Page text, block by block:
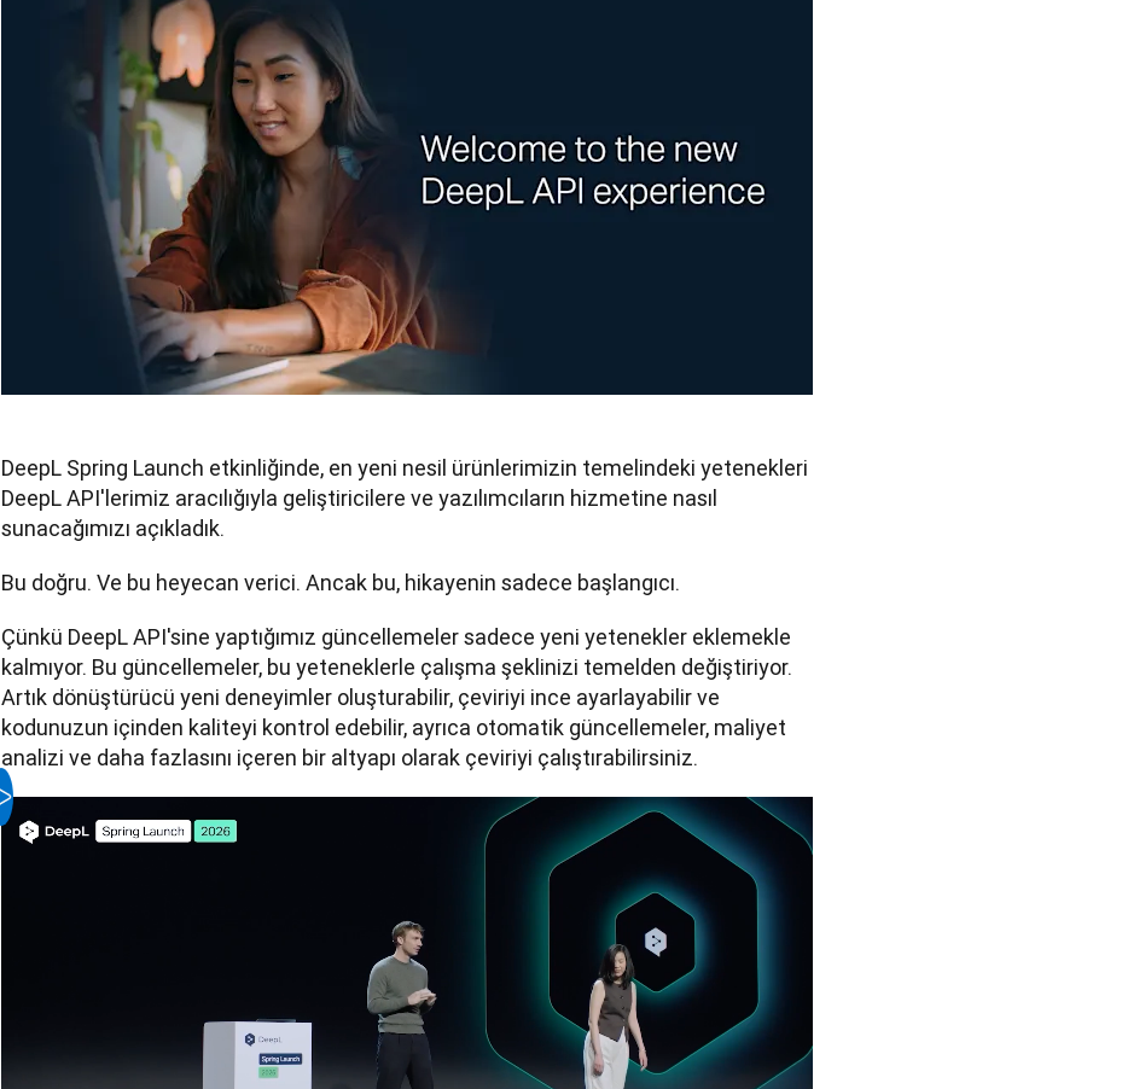
DeepL Spring Launch etkinliğinde, en yeni nesil ürünlerimizin temelindeki yetenekleri
DeepL API'lerimiz aracılığıyla geliştiricilere ve yazılımcıların hizmetine nasıl
sunacağımızı açıkladık.
Bu doğru. Ve bu heyecan verici. Ancak bu, hikayenin sadece başlangıcı.
Çünkü DeepL API'sine yaptığımız güncellemeler sadece yeni yetenekler eklemekle
kalmıyor. Bu güncellemeler, bu yeteneklerle çalışma şeklinizi temelden değiştiriyor.
Artık dönüştürücü yeni deneyimler oluşturabilir, çeviriyi ince ayarlayabilir ve
kodunuzun içinden kaliteyi kontrol edebilir, ayrıca otomatik güncellemeler, maliyet
analizi ve daha fazlasını içeren bir altyapı olarak çeviriyi çalıştırabilirsiniz.